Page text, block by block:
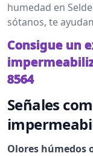
humedad en
sótanos, te
Consigue un
8564
Señales
Olores húmedos